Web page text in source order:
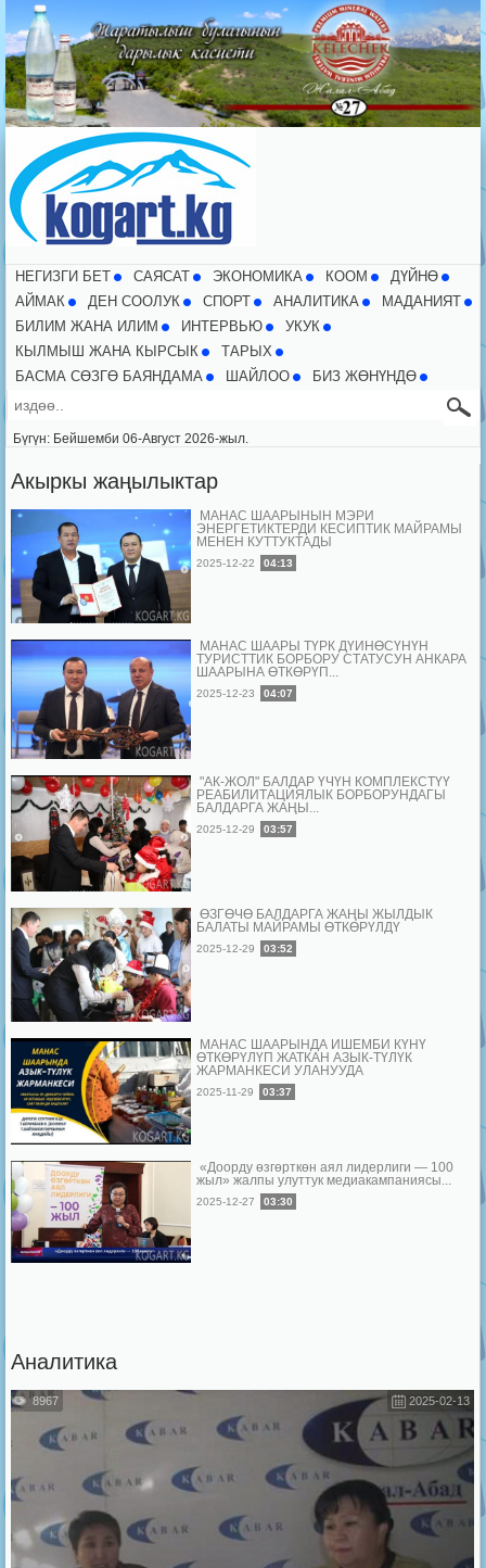
НЕГИЗГИ БЕТ CАЯСАТ ЭКОНОМИКА КООМ
ДҮЙНӨ
АЙМАК
ДЕН СООЛУК СПОРТ АНАЛИТИКА
МАДАНИЯТ
БИЛИМ ЖАНА ИЛИМ
ИНТЕРВЬЮ
УКУК
КЫЛМЫШ ЖАНА КЫРСЫК
ТАРЫХ
БАСМА СӨЗГӨ БАЯНДАМА
ШАЙЛОО БИЗ ЖӨНҮНДӨ
Бүгүн: Бейшемби 06-Август 2026-жыл.
Акыркы жаңылыктар
МАНАС ШААРЫНЫН МЭРИ
ЭНЕРГЕТИКТЕРДИ КЕСИПТИК МАЙРАМЫ
МЕНЕН КУТТУКТАДЫ
2025-12-22 04:13
МАНАС ШААРЫ ТҮРК ДҮЙНӨСҮНҮН
ТУРИСТТИК БОРБОРУ СТАТУСУН АНКАРА
ШААРЫНА ӨТКӨРҮП...
2025-12-23 04:07
"АК-ЖОЛ" БАЛДАР ҮЧҮН КОМПЛЕКСТҮҮ
РЕАБИЛИТАЦИЯЛЫК БОРБОРУНДАГЫ
БАЛДАРГА ЖАҢЫ...
2025-12-29 03:57
ӨЗГӨЧӨ БАЛДАРГА ЖАҢЫ ЖЫЛДЫК
БАЛАТЫ МАЙРАМЫ ӨТКӨРҮЛДҮ
2025-12-29 03:52
МАНАС ШААРЫНДА ИШЕМБИ КҮНҮ
ӨТКӨРҮЛҮП ЖАТКАН АЗЫК-ТҮЛҮК
ЖАРМАНКЕСИ УЛАНУУДА
2025-11-29 03:37
«Доорду өзгөрткөн аял лидерлиги — 100
жыл» жалпы улуттук медиакампаниясы...
2025-12-27 03:30
Аналитика
2025-02-13
8967